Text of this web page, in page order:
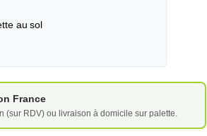
au sol
France
(sur RDV) ou livraison à domicile sur palette.